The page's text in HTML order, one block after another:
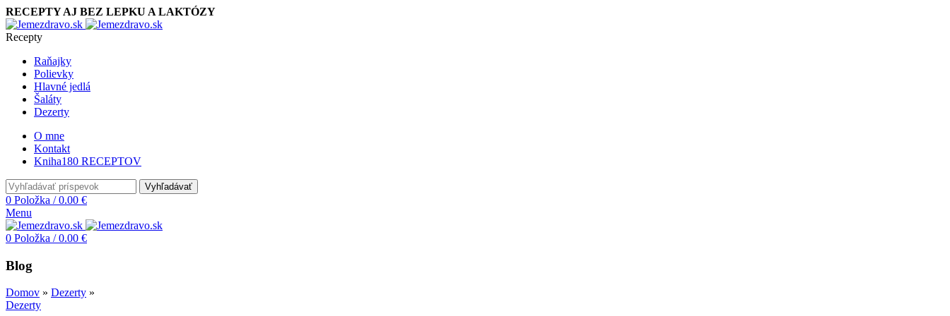
RECEPTY AJ BEZ LEPKU A LAKTÓZY
Recepty
Raňajky
Polievky
Hlavné jedlá
Šaláty
Dezerty
O mne
Kontakt
Kniha180 RECEPTOV
Vyhľadávať
0 Položka / 0.00 €
Menu
0 Položka / 0.00 €
Blog
Domov » Dezerty »
Dezerty